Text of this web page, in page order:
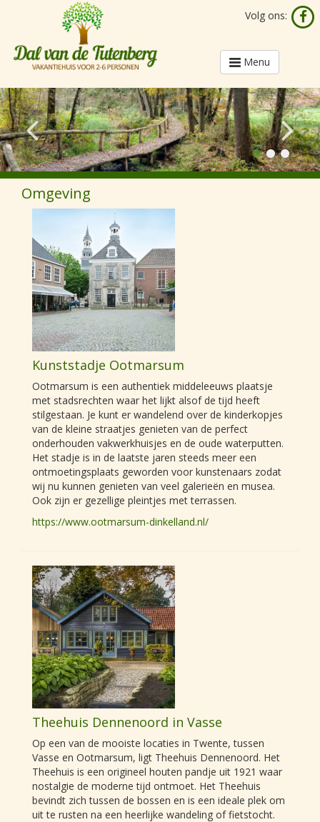
Volg ons:
Toggle
navigation
Menu
Omgeving
Kunststadje Ootmarsum
Ootmarsum is een authentiek middeleeuws plaatsje
met stadsrechten waar het lijkt alsof de tijd heeft
stilgestaan. Je kunt er wandelend over de kinderkopjes
van de kleine straatjes genieten van de perfect
onderhouden vakwerkhuisjes en de oude waterputten.
Het stadje is in de laatste jaren steeds meer een
ontmoetingsplaats geworden voor kunstenaars zodat
wij nu kunnen genieten van veel galerieën en musea.
Ook zijn er gezellige pleintjes met terrassen.
https://www.ootmarsum-dinkelland.nl/
Theehuis Dennenoord in Vasse
Op een van de mooiste locaties in Twente, tussen
Vasse en Ootmarsum, ligt Theehuis Dennenoord. Het
Theehuis is een origineel houten pandje uit 1921 waar
nostalgie de moderne tijd ontmoet. Het Theehuis
bevindt zich tussen de bossen en is een ideale plek om
uit te rusten na een heerlijke wandeling of fietstocht.